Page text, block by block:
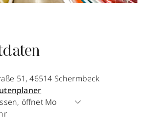
51,46514 Schermbeck
öffnet Mo